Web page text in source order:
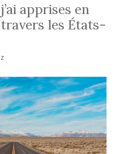
apprises en
les États-